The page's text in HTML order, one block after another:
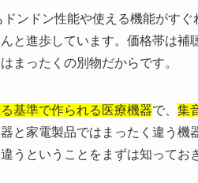
ンドン性能や使える機能がす
と進歩しています。価格帯は
まったくの別物だからです。
基準で作られる医療機器で、 集
と家電製品ではまったく違う機
うということをまずは知ってお